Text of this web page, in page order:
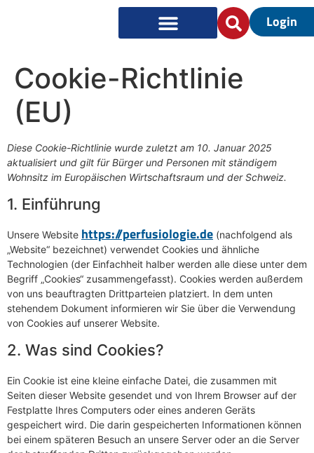
Login
Cookie-Richtlinie
(EU)
Diese Cookie-Richtlinie wurde zuletzt am 10. Januar 2025
aktualisiert und gilt für Bürger und Personen mit ständigem
Wohnsitz im Europäischen Wirtschaftsraum und der Schweiz.
1. Einführung
Unsere Website https://perfusiologie.de (nachfolgend als
„Website“ bezeichnet) verwendet Cookies und ähnliche
Technologien (der Einfachheit halber werden alle diese unter dem
Begriff „Cookies“ zusammengefasst). Cookies werden außerdem
von uns beauftragten Drittparteien platziert. In dem unten
stehendem Dokument informieren wir Sie über die Verwendung
von Cookies auf unserer Website.
2. Was sind Cookies?
Ein Cookie ist eine kleine einfache Datei, die zusammen mit
Seiten dieser Website gesendet und von Ihrem Browser auf der
Festplatte Ihres Computers oder eines anderen Geräts
gespeichert wird. Die darin gespeicherten Informationen können
bei einem späteren Besuch an unsere Server oder an die Server